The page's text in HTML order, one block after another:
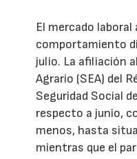
El mercado
comportamiento
julio. La afiliación
Agrario (SEA) del
Seguridad Social
respecto a junio,
menos, hasta
mientras que el